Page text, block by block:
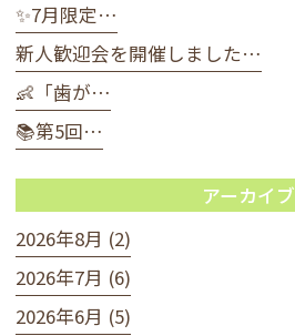
✨7月限定…
新人歓迎会を開催しました…
👶「歯が…
📚第5回…
アーカイブ
2026年8月 (2)
2026年7月 (6)
2026年6月 (5)